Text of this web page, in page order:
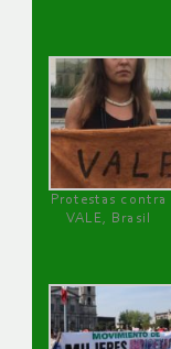
Protestas contra
VALE, Brasil